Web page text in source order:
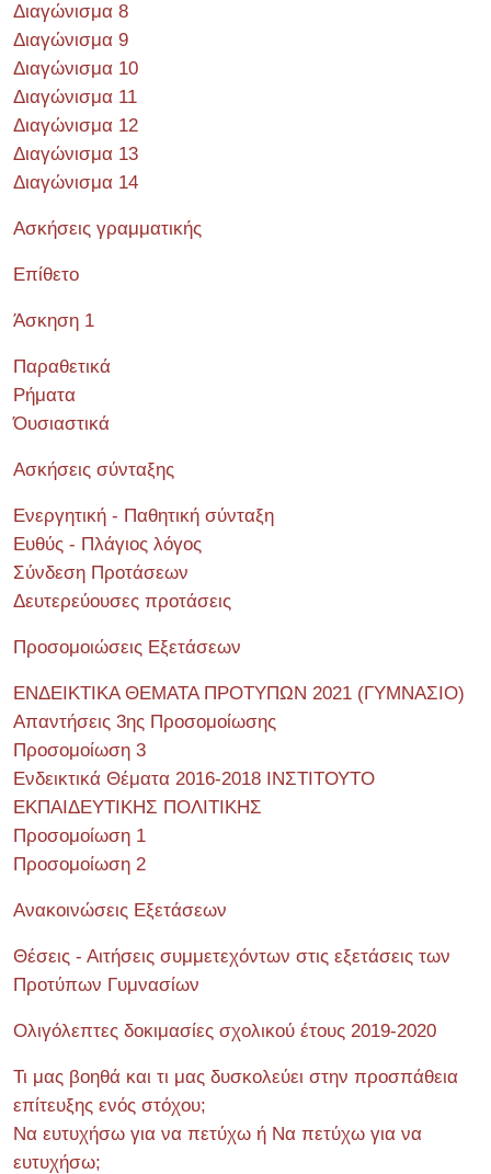
Διαγώνισμα 8
Διαγώνισμα 9
Διαγώνισμα 10
Διαγώνισμα 11
Διαγώνισμα 12
Διαγώνισμα 13
Διαγώνισμα 14
Ασκήσεις γραμματικής
Επίθετο
Άσκηση 1
Παραθετικά
Ρήματα
Όυσιαστικά
Ασκήσεις σύνταξης
Ενεργητική - Παθητική σύνταξη
Ευθύς - Πλάγιος λόγος
Σύνδεση Προτάσεων
Δευτερεύουσες προτάσεις
Προσομοιώσεις Εξετάσεων
ΕΝΔΕΙΚΤΙΚΑ ΘΕΜΑΤΑ ΠΡΟΤΥΠΩΝ 2021 (ΓΥΜΝΑΣΙΟ)
Απαντήσεις 3ης Προσομοίωσης
Προσομοίωση 3
Ενδεικτικά Θέματα 2016-2018 ΙΝΣΤΙΤΟΥΤΟ
ΕΚΠΑΙΔΕΥΤΙΚΗΣ ΠΟΛΙΤΙΚΗΣ
Προσομοίωση 1
Προσομοίωση 2
Ανακοινώσεις Εξετάσεων
Θέσεις - Αιτήσεις συμμετεχόντων στις εξετάσεις των
Προτύπων Γυμνασίων
Ολιγόλεπτες δοκιμασίες σχολικού έτους 2019-2020
Τι μας βοηθά και τι μας δυσκολεύει στην προσπάθεια
επίτευξης ενός στόχου;
Να ευτυχήσω για να πετύχω ή Να πετύχω για να
ευτυχήσω;